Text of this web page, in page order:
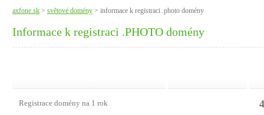
axfone.sk > světové domény > informace k registraci .photo domény
Informace k registraci .PHOTO domény
Registrace domény na 1 rok